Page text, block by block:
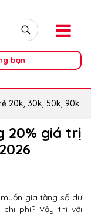
bạn
20k, 30k, 50k, 90k
20% giá trị
gia tăng số dư
phí? Vậy thì với